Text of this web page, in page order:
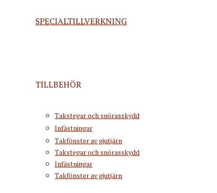
SPECIALTILLVERKNING
TILLBEHÖR
Takstegar och snörasskydd
Infästningar
Takfönster av gjutjärn
Takstegar och snörasskydd
Infästningar
Takfönster av gjutjärn